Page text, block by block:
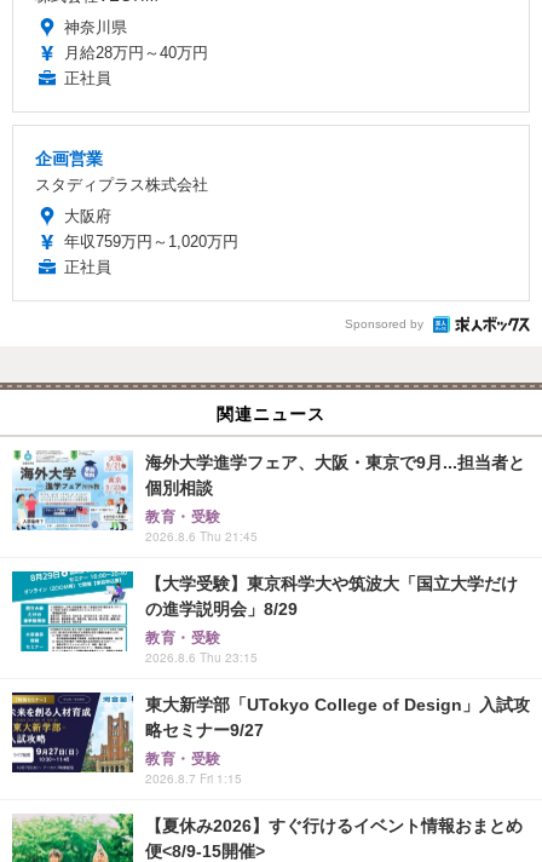
神奈川県
月給28万円～40万円
正社員
企画営業
スタディプラス株式会社
大阪府
年収759万円～1,020万円
正社員
Sponsored by
関連ニュース
海外大学進学フェア、大阪・東京で9月...担当者と
個別相談
教育・受験
2026.8.6 Thu 21:45
【大学受験】東京科学大や筑波大「国立大学だけ
の進学説明会」8/29
教育・受験
2026.8.6 Thu 23:15
東大新学部「UTokyo College of Design」入試攻
略セミナー9/27
教育・受験
2026.8.7 Fri 1:15
【夏休み2026】すぐ行けるイベント情報おまとめ
便<8/9-15開催>